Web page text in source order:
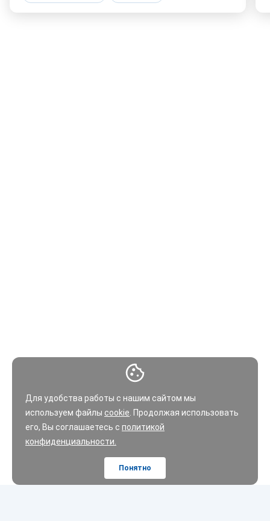
Для удобства работы с нашим сайтом мы
используем файлы cookie . Продолжая использовать
его, Вы соглашаетесь с политикой
конфиденциальности.
Понятно